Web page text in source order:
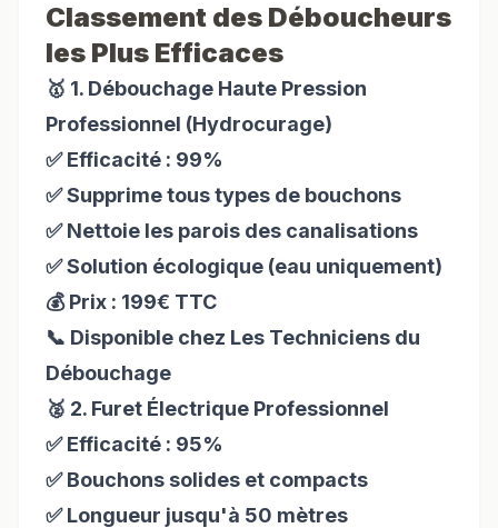
Classement des Déboucheurs
les Plus Efficaces
🥇 1. Débouchage Haute Pression
Professionnel (Hydrocurage)
✅ Efficacité : 99%
✅ Supprime tous types de bouchons
✅ Nettoie les parois des canalisations
✅ Solution écologique (eau uniquement)
💰 Prix : 199€ TTC
📞 Disponible chez Les Techniciens du
Débouchage
🥈 2. Furet Électrique Professionnel
✅ Efficacité : 95%
✅ Bouchons solides et compacts
✅ Longueur jusqu'à 50 mètres